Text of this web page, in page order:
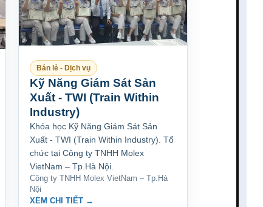
Bán lẻ - Dịch vụ
Kỹ Năng Giám Sát Sản
Xuất - TWI (Train Within
Industry)
Khóa học Kỹ Năng Giám Sát Sản
Xuất - TWI (Train Within Industry). Tổ
chức tại Công ty TNHH Molex
VietNam – Tp.Hà Nội.
Công ty TNHH Molex VietNam – Tp.Hà
Nội
XEM CHI TIẾT →